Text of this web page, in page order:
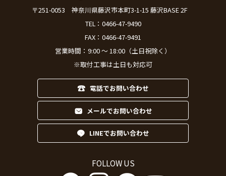
〒251-0053
神奈川県藤沢市本町3-1-15 藤沢BASE 2F
TEL： 0466-47-9490
FAX：0466-47-9491
営業時間：9:00 ～ 18:00（土日祝除く）
※取付工事は土日も対応可
電話でお問い合わせ
メールでお問い合わせ
LINEでお問い合わせ
FOLLOW US